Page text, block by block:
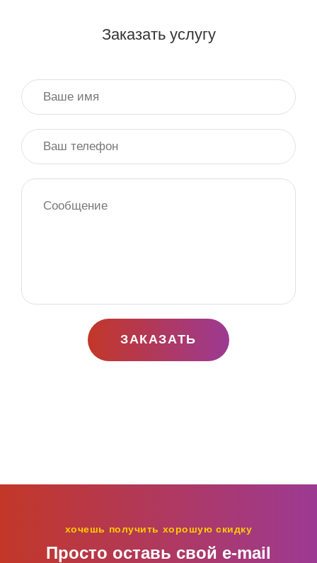
Заказать услугу
ЗАКАЗАТЬ
хочешь получить хорошую скидку
Просто оставь свой e‑mail